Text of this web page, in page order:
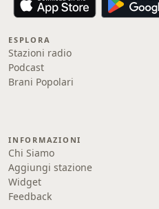
ESPLORA
Stazioni radio
Podcast
Brani Popolari
INFORMAZIONI
Chi Siamo
Aggiungi stazione
Widget
Feedback